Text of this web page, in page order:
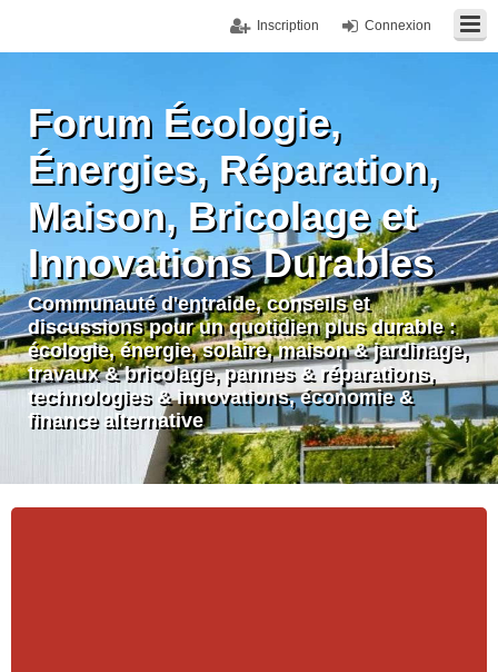
Connexion
Inscription
Forum Écologie,
Énergies, Réparation,
Maison, Bricolage et
Innovations Durables
Communauté d'entraide, conseils et
discussions pour un quotidien plus durable :
écologie, énergie, solaire, maison & jardinage,
travaux & bricolage, pannes & réparations,
technologies & innovations, économie &
finance alternative